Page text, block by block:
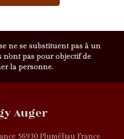
ne se substituent pas à un
n'ont pas pour objectif de
la personne.
Auger
56930 Pluméliau France